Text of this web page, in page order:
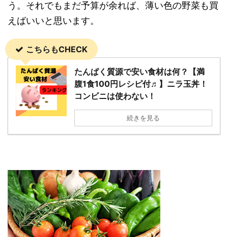
う。それでもまだ予算が余れば、薄い色の野菜も買
えばいいと思います。
こちらもCHECK
たんぱく質源で安い食材は何？【満
腹1食100円レシピ付♬】ニラ玉丼！
コンビニは使わない！
続きを見る